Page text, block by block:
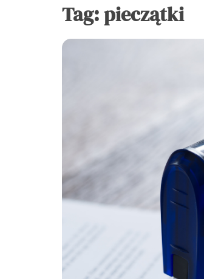
Tag:pieczątki